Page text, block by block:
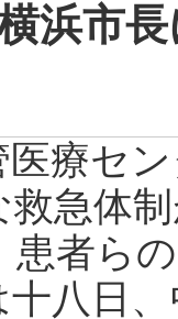
浜市
療セ
救急体
患者ら
十八日